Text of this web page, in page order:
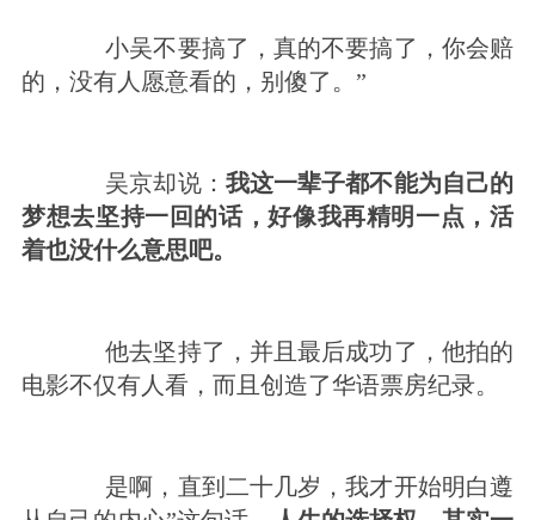
小吴不要搞了，真的不要搞了，你会赔
的，没有人愿意看的，别傻了。”
吴京却说： 我这一辈子都不能为自己的
梦想去坚持一回的话，好像我再精明一点，活
着也没什么意思吧。
他去坚持了，并且最后成功了，他拍的
电影不仅有人看，而且创造了华语票房纪录。
是啊，直到二十几岁，我才开始明白遵